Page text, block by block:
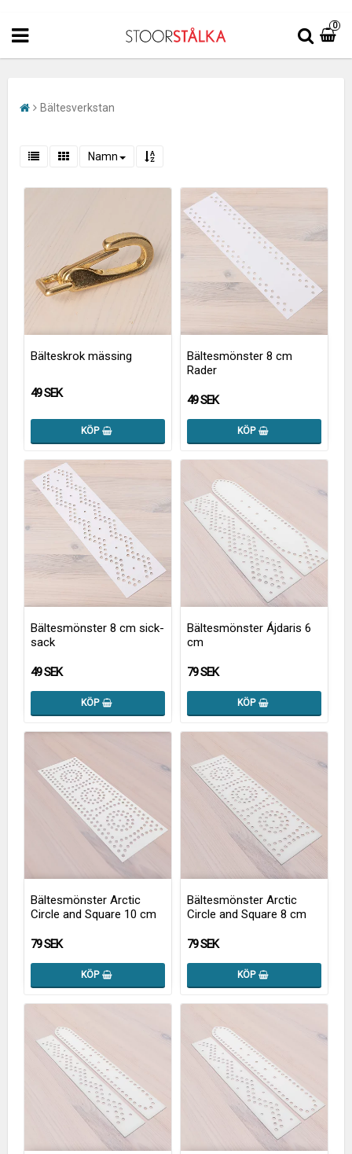
0
Bältesverkstan
Namn
Bälteskrok mässing
49 SEK
KÖP
Bältesmönster 8 cm
Rader
49 SEK
KÖP
Bältesmönster 8 cm sick-
sack
49 SEK
KÖP
Bältesmönster Ájdaris 6
cm
79 SEK
KÖP
Bältesmönster Arctic
Circle and Square 10 cm
79 SEK
KÖP
Bältesmönster Arctic
Circle and Square 8 cm
79 SEK
KÖP